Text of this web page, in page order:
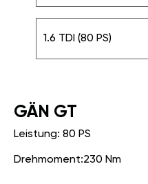
1.6 TDI (80 PS)
GÄN GT
Leistung: 80 PS
Drehmoment:230 Nm